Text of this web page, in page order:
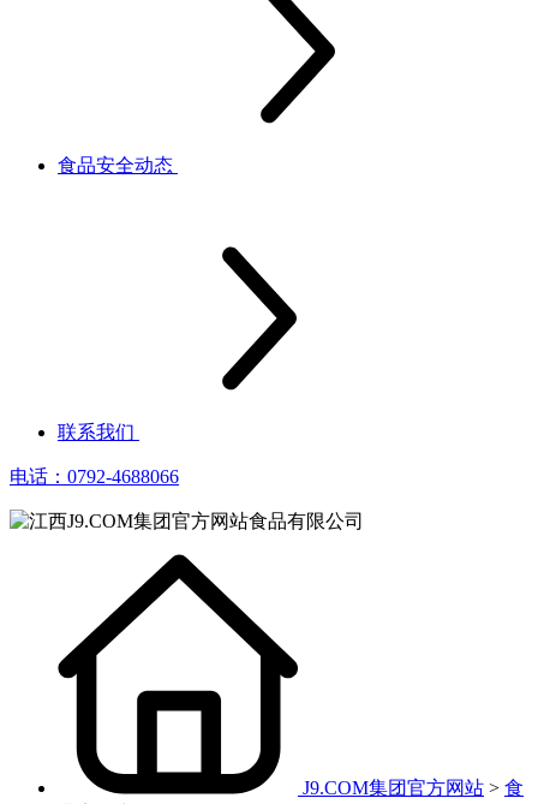
食品安全动态
联系我们
电话：0792-4688066
J9.COM集团官方网站 > 食